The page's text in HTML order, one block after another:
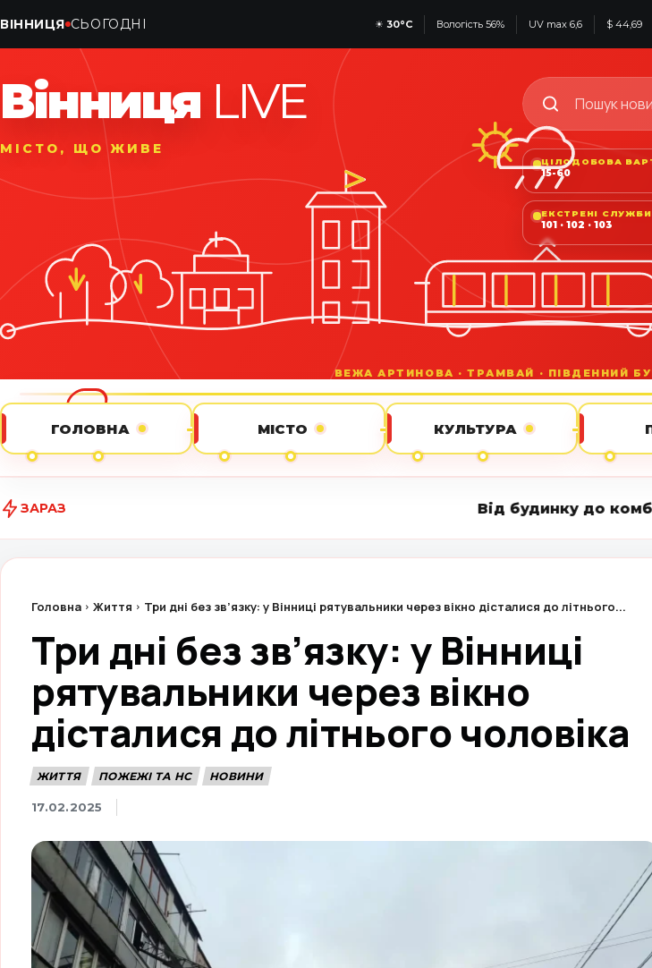
ВІННИЦЯ СЬОГОДНІ ☀ 30°C Вологість 56% UV max 6,6 $ 44,69
Вінниця LIVE
МІСТО, ЩО ЖИВЕ
ЦІЛОДОБОВА
15-60
ЕКСТРЕНІ СЛУЖБИ
101 · 102 · 103
ГОЛОВНА МІСТО КУЛЬТУРА
ЗАРАЗ Від будинку до комбайна:
Головна Життя Три дні без зв’язку: у Вінниці рятувальники через вікно дісталися до літнього...
Три дні без зв’язку: у Вінниці
рятувальники через вікно
дісталися до літнього чоловіка
ЖИТТЯ ПОЖЕЖІ ТА НС НОВИНИ
17.02.2025